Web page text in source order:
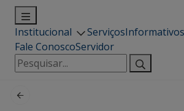
Institucional ServiçosInformativos
Fale ConoscoServidor
Pesquisar
por: